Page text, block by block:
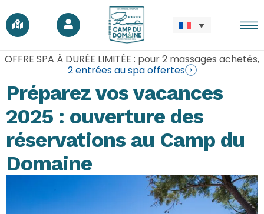
OFFRE SPA À DURÉE LIMITÉE : pour 2 massages achetés,
2 entrées au spa offertes
Préparez vos vacances
2025 : ouverture des
réservations au Camp du
Domaine